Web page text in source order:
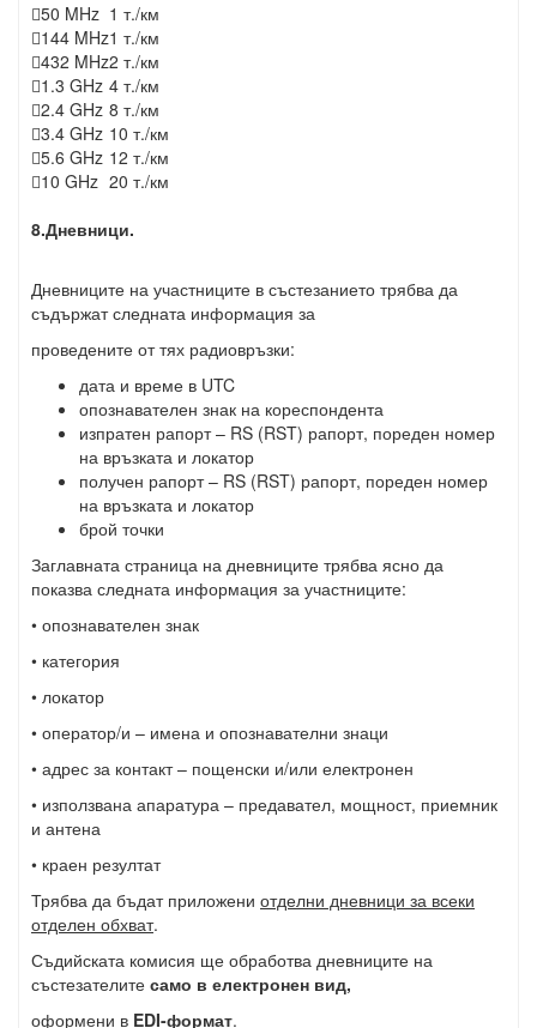
50 MHz 1 т./км
144 MHz1 т./км
432 MHz2 т./км
1.3 GHz 4 т./км
2.4 GHz 8 т./км
3.4 GHz 10 т./км
5.6 GHz 12 т./км
10 GHz 20 т./км
8.Дневници.
Дневниците на участниците в състезанието трябва да
съдържат следната информация за
проведените от тях радиовръзки:
дата и време в UTC
опознавателен знак на кореспондента
изпратен рапорт – RS (RST) рапорт, пореден номер
на връзката и локатор
получен рапорт – RS (RST) рапорт, пореден номер
на връзката и локатор
брой точки
Заглавната страница на дневниците трябва ясно да
показва следната информация за участниците:
• опознавателен знак
• категория
• локатор
• оператор/и – имена и опознавателни знаци
• адрес за контакт – пощенски и/или електронен
• използвана апаратура – предавател, мощност, приемник
и антена
• краен резултат
Трябва да бъдат приложени отделни дневници за всеки
отделен обхват.
Съдийската комисия ще обработва дневниците на
състезателите само в електронен вид,
оформени в EDI-формат.